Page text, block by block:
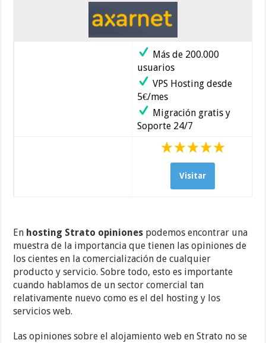
Más de 200.000
usuarios
VPS Hosting desde
5€/mes
Migración gratis y
Soporte 24/7
Visitar
En hosting Strato opiniones podemos encontrar una
muestra de la importancia que tienen las opiniones de
los cientes en la comercialización de cualquier
producto y servicio. Sobre todo, esto es importante
cuando hablamos de un sector comercial tan
relativamente nuevo como es el del hosting y los
servicios web.
Las opiniones sobre el alojamiento web en Strato no se